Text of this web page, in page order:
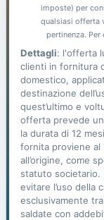
imposte) per
qualsiasi offerta
pertinenza.
Dettagli: l'offerta
clienti in fornitura
domestico,
destinazione
quest’ultimo e
offerta prevede
la durata di 12
fornita proviene al
all’origine, come
statuto societario.
evitare l’uso della
esclusivamente
saldate con